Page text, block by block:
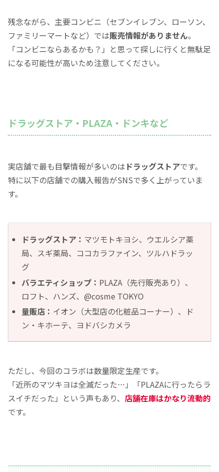
残念ながら、主要コンビニ（セブンイレブン、ローソン、
ファミリーマートなど）では販売情報がありません。
「コンビニならあるかも？」と思って探しに行くと無駄足
になる可能性が高いため注意してください。
ドラッグストア・PLAZA・ドンキなど
実店舗で最も目撃情報が多いのは ドラッグストアです。
特に以下の店舗での購入報告がSNSで多く上がっていま
す。
ドラッグストア： マツモトキヨシ、ウエルシア薬
局、スギ薬局、ココカラファイン、ツルハドラッ
グ
バラエティショップ： PLAZA（先行販売あり）、
ロフト、ハンズ、@cosme TOKYO
量販店： イオン（大型店の化粧品コーナー）、ド
ン・キホーテ、ヨドバシカメラ
ただし、今回のコラボは数量限定生産です。
「近所のマツキヨは全滅だった…」「PLAZAに行ったらラ
スイチだった」という声もあり、 店舗在庫はかなり流動的
です。